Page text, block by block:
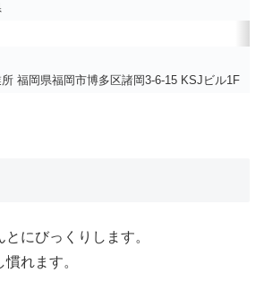
福岡県福岡市博多区諸岡3-6-15 KSJビル1F
にびっくりします。
れます。